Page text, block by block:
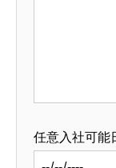
任意入社可能